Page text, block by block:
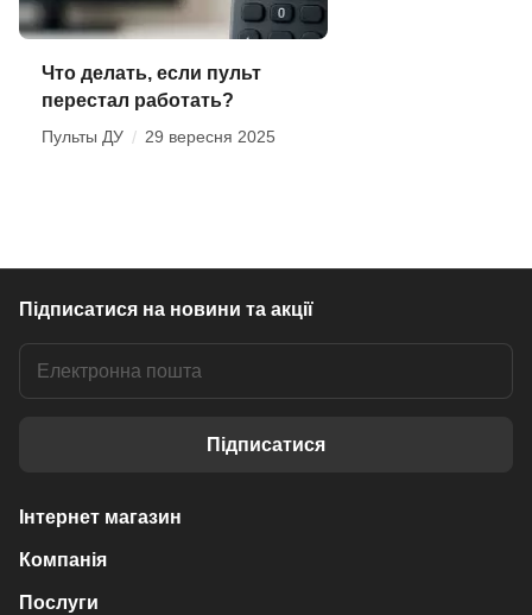
Что делать, если пульт
перестал работать?
Пульты ДУ / 29 вересня 2025
Підписатися на новини та акції
Підписатися
Інтернет магазин
Компанія
Послуги